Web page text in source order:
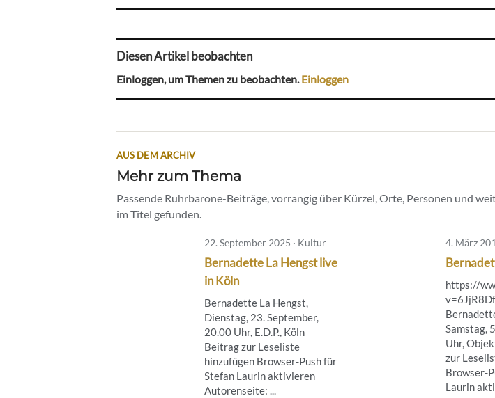
Diesen Artikel beobachten
Einloggen, um Themen zu beobachten.Einloggen
AUS DEM ARCHIV
Mehr zum Thema
Passende Ruhrbarone-Beiträge, vorrangig über Kürzel, Orte, Personen und
im Titel gefunden.
22. September 2025 · Kultur
Bernadette La Hengst live
in Köln
Bernadette La Hengst,
Dienstag, 23. September,
20.00 Uhr, E.D.P., Köln
Beitrag zur Leseliste
hinzufügen Browser-Push für
Stefan Laurin aktivieren
Autorenseite: ...
4. März
https://
Samstag,
Uhr,
zur
Browser-
Laurin